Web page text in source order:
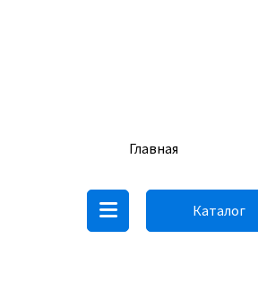
Главная
Каталог